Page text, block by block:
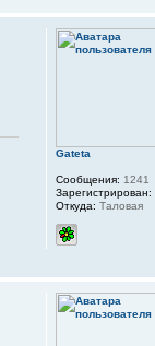
Gateta
Сообщения: 1241
Зарегистрирован:
Откуда: Таловая